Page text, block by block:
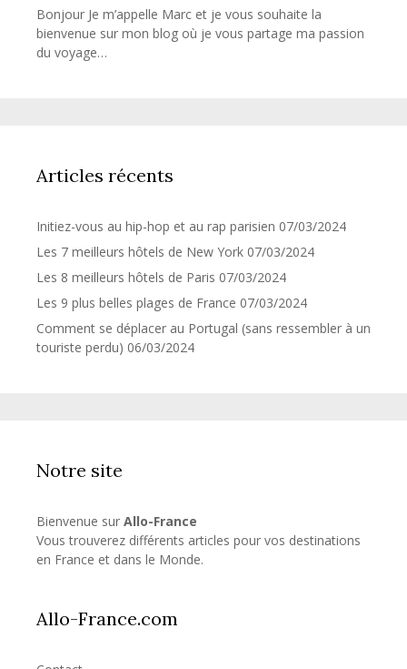
Bonjour Je m’appelle Marc et je vous souhaite la
bienvenue sur mon blog où je vous partage ma passion
du voyage…
Articles récents
Initiez-vous au hip-hop et au rap parisien 07/03/2024
Les 7 meilleurs hôtels de New York 07/03/2024
Les 8 meilleurs hôtels de Paris 07/03/2024
Les 9 plus belles plages de France 07/03/2024
Comment se déplacer au Portugal (sans ressembler à un
touriste perdu) 06/03/2024
Notre site
Bienvenue sur Allo-France
Vous trouverez différents articles pour vos destinations
en France et dans le Monde.
Allo-France.com